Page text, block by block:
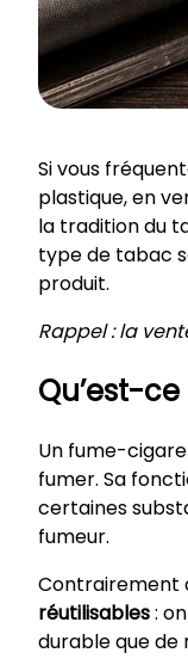
Si vous
plastique, en
la tradition du
type de tabac
produit.
Rappel : la
Qu’est-
Un fume-
fumer. Sa
certaines
fumeur.
Contrairement
réutilisables:
durable que de